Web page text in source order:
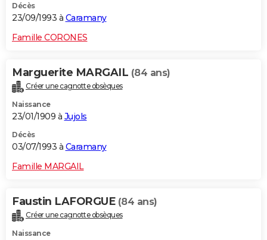
Décès
23/09/1993 à Caramany
Famille CORONES
Marguerite MARGAIL (84 ans)
Créer une cagnotte obsèques
Naissance
23/01/1909 à Jujols
Décès
03/07/1993 à Caramany
Famille MARGAIL
Faustin LAFORGUE (84 ans)
Créer une cagnotte obsèques
Naissance